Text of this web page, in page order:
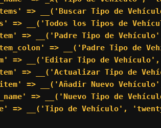
=> __('Buscar Tipo de
=> __('Todos los Tipos de
=> __('Padre Tipo de
=> __('Padre Tipo de
=> __('Editar Tipo de
=> __('Actualizar Tipo de
=> __('Añadir Nuevo
=> __('Nuevo Tipo de
=> __('Tipo de Vehículo',